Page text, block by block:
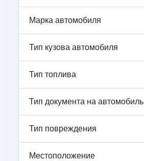
Марка автомобиля
Тип кузова автомобиля
Тип топлива
Тип документа на автомобиль
Тип повреждения
Местоположение